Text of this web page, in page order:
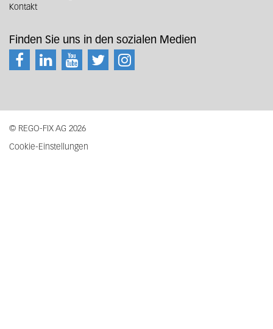
Kontakt
Finden Sie uns in den sozialen Medien
© REGO-FIX AG 2026
Cookie-Einstellungen